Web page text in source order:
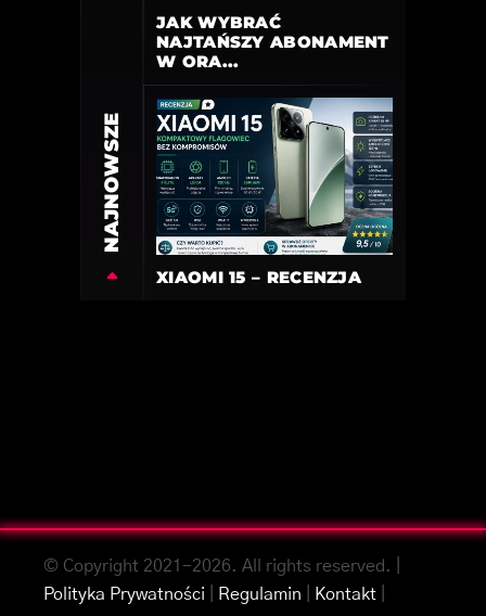
NAJNOWSZE
JAK WYBRAĆ
NAJTAŃSZY ABONAMENT
W ORA...
XIAOMI 15 – RECENZJA
© Copyright 2021-2026. All rights reserved. |
Polityka Prywatności
Regulamin Kontakt